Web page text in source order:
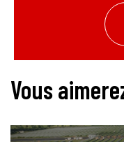
Vous